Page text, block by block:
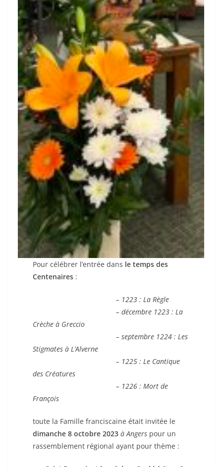
Pour célébrer l’entrée dans le temps des
Centenaires :
– 1223 : La Règle
– décembre 1223 : La
Crèche à Greccio
– septembre 1224 : Les
Stigmates à L’Alverne
– 1225 : Le Cantique
des Créatures
– 1226 : Mort de
François
toute la Famille franciscaine était invitée le
dimanche 8 octobre 2023 à Angers pour un
rassemblement régional ayant pour thème :